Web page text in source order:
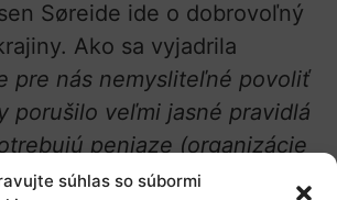
súhlas so súbormi
Søreide ide o dobrovoľný
Ako sa vyjadrila
pre nás nemysliteľné povoliť
porušilo veľmi jasné pravidlá
peniaze (organizácie
v Maďarsku), keďže